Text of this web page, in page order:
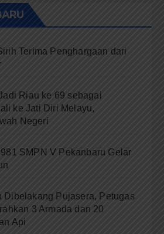
Terima Penghargaan dari
Riau ke 69 sebagai
ke Jati Diri Melayu,
Negeri
SMPN V Pekanbaru Gelar
Dibelakang Pujasera, Petugas
3 Armada dan 20
Api